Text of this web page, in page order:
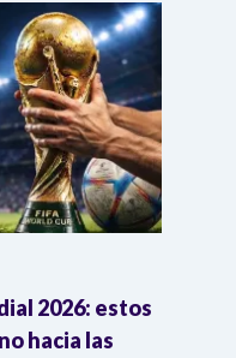
2026: estos
hacia las